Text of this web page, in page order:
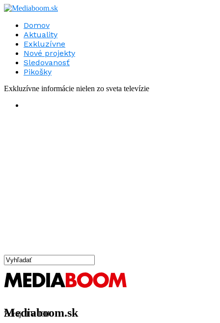
Domov
Aktuality
Exkluzívne
Nové projekty
Sledovanosť
Pikošky
Exkluzívne informácie nielen zo sveta televízie
Mediaboom.sk
Zdroj: TV JOJ